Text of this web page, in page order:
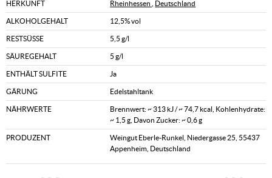
HERKUNFT Rheinhessen Deutschland
ALKOHOLGEHALT 12,5% vol
RESTSÜSSE 5,5 g/l
SÄUREGEHALT 5 g/l
ENTHÄLT SULFITE Ja
GÄRUNG Edelstahltank
NÄHRWERTE
Brennwert: ~ 313 kJ / ~ 74,7 kcal, Kohlenhydrate:
~ 1,5 g, Davon Zucker: ~ 0,6 g
PRODUZENT
Weingut Eberle-Runkel, Niedergasse 25, 55437
Appenheim, Deutschland